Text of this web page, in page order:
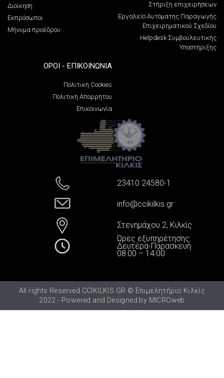
Διοίκηση
Εκπρόσωποι
Μήνυμα προέδρου
Στήριξη επιχειρήσεων
Εργαλείο Αυτόματης Παραγωγής
Επιχειρηματικού Σχεδίου
Helpdesk Συμβουλευτικής
Υποστήριξης
ΌΡΟΙ - ΕΠΙΚΟΙΝΩΝΊΑ
Πολιτική Cookies
Πολιτική Απορρήτου
Επικοινωνία
23410 24580-1
info@ccikilkis.gr
Στενημάχου 2, Κιλκίς
Ώρες εξυπηρέτησης:
Δευτέρα-Παρασκευή
08:00 – 14:00
All rights Reserved CCIKILKIS.GR © Επιμελητήριο Κιλκίς
2022 - Powered and Designed by MICROweb